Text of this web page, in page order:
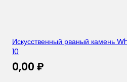
Искусственный рваный камень
10
0,00 ₽